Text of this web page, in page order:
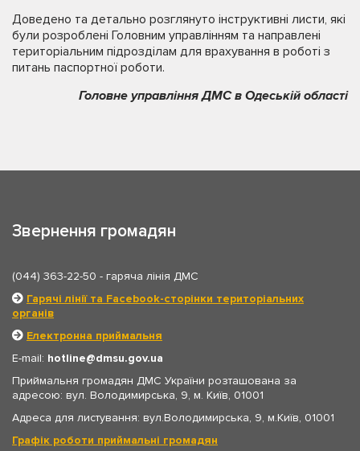
Доведено та детально розглянуто інструктивні листи, які
були розроблені Головним управлінням та направлені
територіальним підрозділам для врахування в роботі з
питань паспортної роботи.
Головне управління ДМС в Одеській області
Звернення громадян
(044) 363-22-50 - гаряча лінія ДМС
Гарячі лінії та Facebook-сторінки територіальних
органів
Електронна приймальня
E-mail: hotline
dmsu.gov.ua
Приймальня громадян ДМС України розташована за
адресою: вул. Володимирська, 9, м. Київ, 01001
Адреса для листування: вул.Володимирська, 9, м.Київ, 01001
Графік роботи приймальні громадян